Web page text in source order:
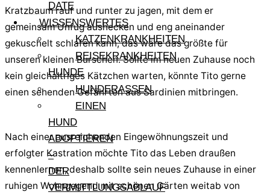
DATE
WISSENSWERTES
KATZENKRANKHEITEN
REISEKRANKHEITEN
HUNDE
HUNDERASSEN
EINEN
HUND
ADOPTIEREN
–
DER
VERMITTLUNGSABLAUF
Kratzbaum rauf und runter zu jagen, mit dem er
gemeinsam Unfug aushecken und eng aneinander
gekuschelt schlafen kann, das wäre das größte für
unseren kleinen Burschen. Sollte im neuen Zuhause noch
kein gleichaltriges Kätzchen warten, könnte Tito gerne
einen sehenden Gefährten aus Sardinien mitbringen.
Nach einer ausreichenden Eingewöhnungszeit und
erfolgter Kastration möchte Tito das Leben draußen
kennenlernen, deshalb sollte sein neues Zuhause in einer
ruhigen Wohngegend mit schönen Gärten weitab von